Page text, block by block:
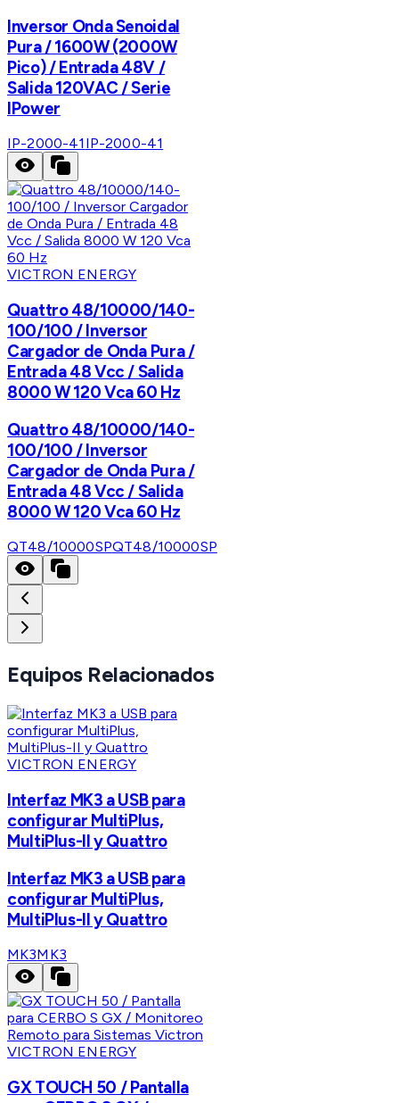
Inversor Onda Senoidal
Pura / 1600W (2000W
Pico) / Entrada 48V /
Salida 120VAC / Serie
IPower
IP-2000-41 IP-2000-41
VICTRON ENERGY
Quattro 48/10000/140-
100/100 / Inversor
Cargador de Onda Pura /
Entrada 48 Vcc / Salida
8000 W 120 Vca 60 Hz
Quattro 48/10000/140-
100/100 / Inversor
Cargador de Onda Pura /
Entrada 48 Vcc / Salida
8000 W 120 Vca 60 Hz
QT48/10000SPQT48/10000SP
Equipos Relacionados
VICTRON ENERGY
Interfaz MK3 a USB para
configurar MultiPlus,
MultiPlus-II y Quattro
Interfaz MK3 a USB para
configurar MultiPlus,
MultiPlus-II y Quattro
MK3MK3
VICTRON ENERGY
GX TOUCH 50 / Pantalla